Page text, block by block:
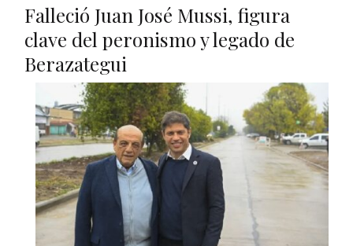
Falleció Juan José Mussi, figura
clave del peronismo y legado de
Berazategui